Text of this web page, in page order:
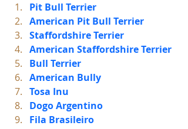
Pit Bull Terrier
American Pit Bull Terrier
Staffordshire Terrier
American Staffordshire Terrier
Bull Terrier
American Bully
Tosa Inu
Dogo Argentino
Fila Brasileiro